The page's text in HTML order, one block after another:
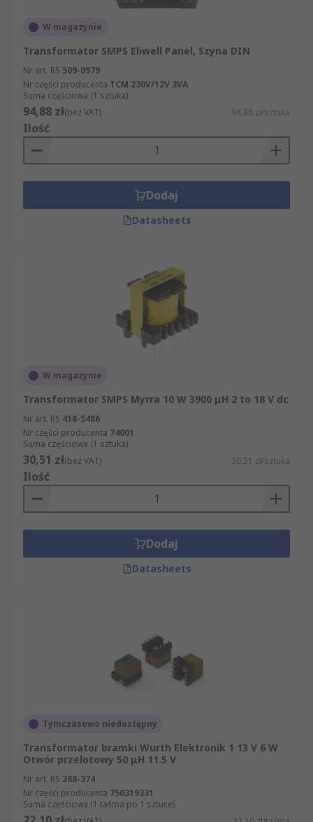
W magazynie
Transformator SMPS Eliwell Panel, Szyna DIN
Nr art. RS 509-0979
Nr części producenta TCM 230V/12V 3VA
Suma częściowa (1 sztuka)
94,88 zł(bez VAT) 94,88 zł/sztuka
Ilość
Dodaj
Datasheets
W magazynie
Transformator SMPS Myrra 10 W 3900 μH 2 to 18 V dc
Nr art. RS 418-5486
Nr części producenta 74001
Suma częściowa (1 sztuka)
30,51 zł(bez VAT) 30,51 zł/sztuka
Ilość
Dodaj
Datasheets
Tymczasowo niedostępny
Transformator bramki Wurth Elektronik 1 13 V 6 W
Otwór przelotowy 50 μH 11.5 V
Nr art. RS 288-374
Nr części producenta 750319331
Suma częściowa (1 taśma po 1 sztuce)